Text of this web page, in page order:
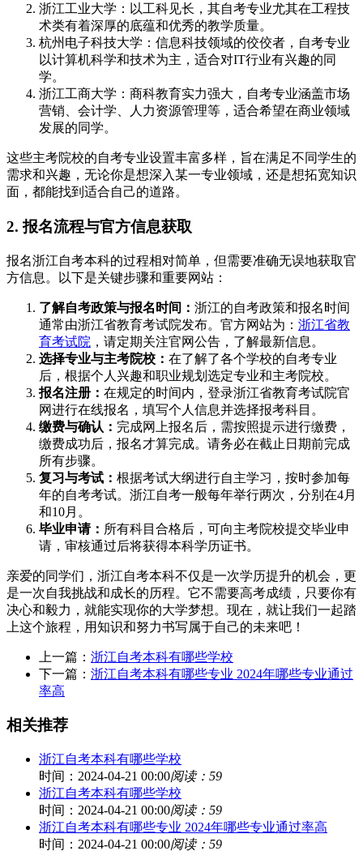
浙江工业大学：以工科见长，其自考专业尤其在工程技
术类有着深厚的底蕴和优秀的教学质量。
杭州电子科技大学：信息科技领域的佼佼者，自考专业
以计算机科学和技术为主，适合对IT行业有兴趣的同
学。
浙江工商大学：商科教育实力强大，自考专业涵盖市场
营销、会计学、人力资源管理等，适合希望在商业领域
发展的同学。
这些主考院校的自考专业设置丰富多样，旨在满足不同学生的
需求和兴趣，无论你是想深入某一专业领域，还是想拓宽知识
面，都能找到适合自己的道路。
2. 报名流程与官方信息获取
报名浙江自考本科的过程相对简单，但需要准确无误地获取官
方信息。以下是关键步骤和重要网站：
了解自考政策与报名时间： 浙江的自考政策和报名时间
通常由浙江省教育考试院发布。官方网站为： 浙江省教
育考试院 ，请定期关注官网公告，了解最新信息。
选择专业与主考院校： 在了解了各个学校的自考专业
后，根据个人兴趣和职业规划选定专业和主考院校。
报名注册： 在规定的时间内，登录浙江省教育考试院官
网进行在线报名，填写个人信息并选择报考科目。
缴费与确认： 完成网上报名后，需按照提示进行缴费，
缴费成功后，报名才算完成。请务必在截止日期前完成
所有步骤。
复习与考试： 根据考试大纲进行自主学习，按时参加每
年的自考考试。浙江自考一般每年举行两次，分别在4月
和10月。
毕业申请： 所有科目合格后，可向主考院校提交毕业申
请，审核通过后将获得本科学历证书。
亲爱的同学们，浙江自考本科不仅是一次学历提升的机会，更
是一次自我挑战和成长的历程。它不需要高考成绩，只要你有
决心和毅力，就能实现你的大学梦想。现在，就让我们一起踏
上这个旅程，用知识和努力书写属于自己的未来吧！
上一篇： 浙江自考本科有哪些学校
下一篇： 浙江自考本科有哪些专业 2024年哪些专业通过
率高
相关推荐
浙江自考本科有哪些学校
时间：2024-04-21 00:00阅读：59
浙江自考本科有哪些学校
时间：2024-04-21 00:00阅读：59
浙江自考本科有哪些专业 2024年哪些专业通过率高
时间：2024-04-21 00:00阅读：59